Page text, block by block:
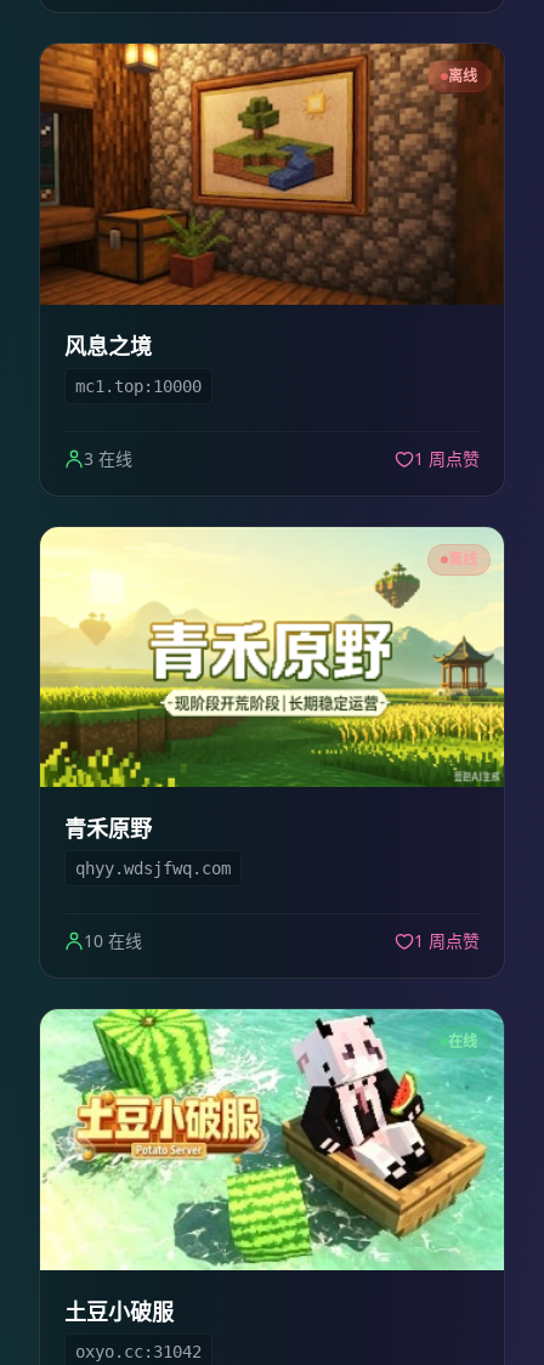
离线
风息之境
mc1.top:10000
3 在线 1 周点赞
离线
青禾原野
qhyy.wdsjfwq.com
10 在线 1 周点赞
在线
土豆小破服
oxyo.cc:31042